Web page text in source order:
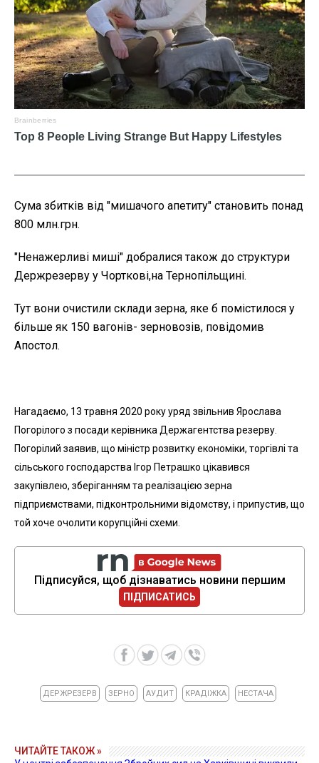
Сума збитків від "мишачого апетиту" становить понад
800 млн.грн.
"Ненажерливі миші" добралися також до структури
Держрезерву у Чорткові,на Тернопільщині.
Тут вони очистили склади зерна, яке б помістилося у
більше як 150 вагонів- зерновозів, повідомив
Апостол.
Нагадаємо, 13 травня 2020 року уряд звільнив Ярослава
Погорілого з посади керівника Держагентства резерву.
Погорілий заявив, що міністр розвитку економіки, торгівлі та
сільського господарства Ігор Петрашко цікавився
закупівлею, зберіганням та реалізацією зерна
підприємствами, підконтрольними відомству, і припустив, що
той хоче очолити корупційні схеми.
Підписуйся, щоб дізнаватись новини першим
ПІДПИСАТИСЬ
ДЕРЖРЕЗЕРВ ЗЕРНО АУДИТ КРАДІЖКА НЕСТАЧА
ЧИТАЙТЕ ТАКОЖ »